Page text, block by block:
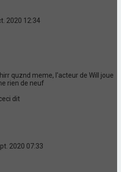
2020 12:34
quznd meme, l'acteur de Will joue
rien de neuf
dit
2020 07:33